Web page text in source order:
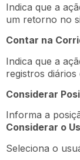
Indica que a
um retorno no
Contar na
Indica que a
registros
Considerar
Informa a
Considerar o
Seleciona o